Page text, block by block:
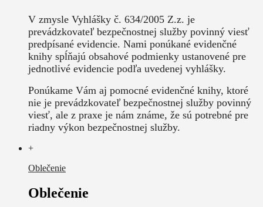
V zmysle Vyhlášky č. 634/2005 Z.z. je
prevádzkovateľ bezpečnostnej služby povinný viesť
predpísané evidencie. Nami ponúkané evidenčné
knihy spĺňajú obsahové podmienky ustanovené pre
jednotlivé evidencie podľa uvedenej vyhlášky.
Ponúkame Vám aj pomocné evidenčné knihy, ktoré
nie je prevádzkovateľ bezpečnostnej služby povinný
viesť, ale z praxe je nám známe, že sú potrebné pre
riadny výkon bezpečnostnej služby.
+
Oblečenie
Oblečenie